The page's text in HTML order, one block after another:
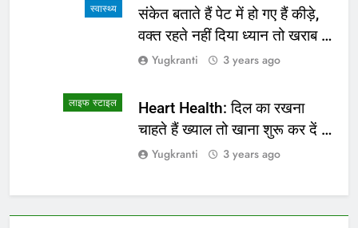
स्वास्थ्य
संकेत बताते हैं पेट में हो गए हैं कीड़े,
वक्त रहते नहीं दिया ध्यान तो खराब हो
जाएगी हालत
Yugkranti 3 years ago
लाइफ स्टाइल
Heart Health: दिल का रखना
चाहते हैं ख्याल तो खाना शुरू कर दें ये
4 चीजें
Yugkranti 3 years ago